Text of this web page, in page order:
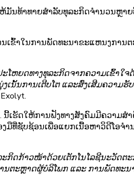
ມັນທ້າທາຍສໍາລັບທຸລະກິດຈໍານວນຫຼ
ຂົ້າໃນການພັດທະນາຂະແຫນງກາ
ຫຍດທາງທຸລະກິດຈາກຄວາມເຂົ້າໃຈ
ເນັ້ນການເຕີບໂຕ ແລະສົ່ງເສີມຄວາ
ເຮັດໃຫ້ການຟັງທາງສັງຄົມມີຄວາມ
ມືທີ່ຊັບຊ້ອນເພື່ອແຍກເນື້ອຫາວິດີໂອຈໍ
ກິດກ້າວໜ້າດ້ວຍເຕັກໂນໂລຊີນະວັດຕ
ນຕະຫຼາດຜູ້ບໍລິໂພກ ແລະ ການພັດທະນ